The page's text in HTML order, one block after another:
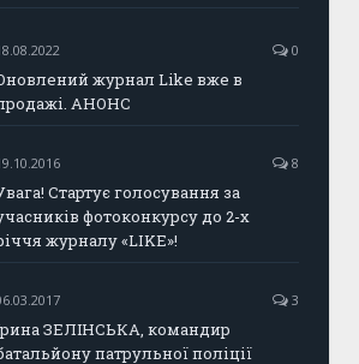
0
журнал Like вже в
АНОНС
8
Стартує голосування за
фотоконкурсу до 2-х
журналу «LIKE»!
3
ЗЕЛІНСЬКА, командир
патрульної поліції